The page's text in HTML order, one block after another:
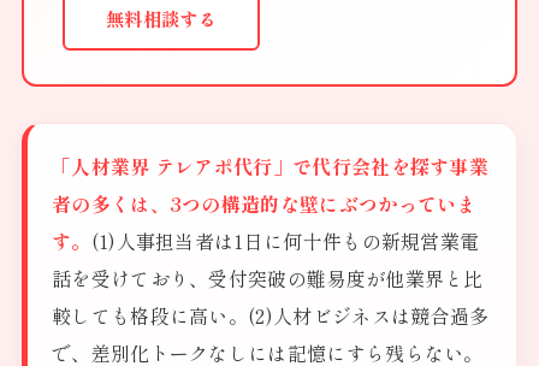
無料相談する
「人材業界 テレアポ代行」で代行会社を探す事業
者の多くは、3つの構造的な壁にぶつかっていま
す。 (1)人事担当者は1日に何十件もの新規営業電
話を受けており、受付突破の難易度が他業界と比
較しても格段に高い。(2)人材ビジネスは競合過多
で、差別化トークなしには記憶にすら残らない。